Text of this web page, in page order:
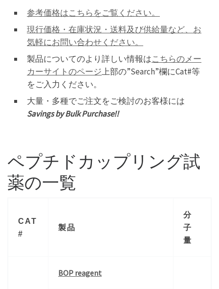
参考価格はこちらをご覧ください。
現行価格・在庫状況・送料及び供給量など、お
気軽にお問い合わせください。
製品についてのより詳しい情報はこちらのメー
カーサイトのページ上部の”Search”欄にCat#等
をご入力ください。
大量・多種でご注文をご検討のお客様には
Savings by Bulk Purchase!!
ペプチドカップリング試
薬の一覧
CAT
#
製品
分
子
量
BOP reagent